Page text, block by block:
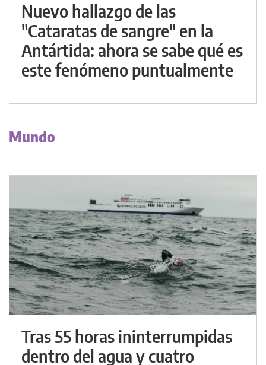
Nuevo hallazgo de las
"Cataratas de sangre" en la
Antártida: ahora se sabe qué es
este fenómeno puntualmente
Mundo
Tras 55 horas ininterrumpidas
dentro del agua y cuatro